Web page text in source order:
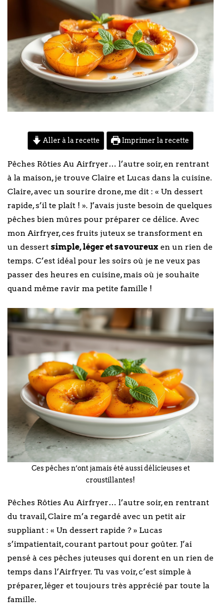
Aller à la recette Imprimer la recette
Pêches Rôties Au Airfryer… l’autre soir, en rentrant
à la maison, je trouve Claire et Lucas dans la cuisine.
Claire, avec un sourire drone, me dit : « Un dessert
rapide, s’il te plaît ! ». J’avais juste besoin de quelques
pêches bien mûres pour préparer ce délice. Avec
mon Airfryer, ces fruits juteux se transforment en
un dessert simple, léger et savoureux en un rien de
temps. C’est idéal pour les soirs où je ne veux pas
passer des heures en cuisine, mais où je souhaite
quand même ravir ma petite famille !
Ces pêches n’ont jamais été aussi délicieuses et
croustillantes!
Pêches Rôties Au Airfryer… l’autre soir, en rentrant
du travail, Claire m’a regardé avec un petit air
suppliant : « Un dessert rapide ? » Lucas
s’impatientait, courant partout pour goûter. J’ai
pensé à ces pêches juteuses qui dorent en un rien de
temps dans l’Airfryer. Tu vas voir, c’est simple à
préparer, léger et toujours très apprécié par toute la
famille.